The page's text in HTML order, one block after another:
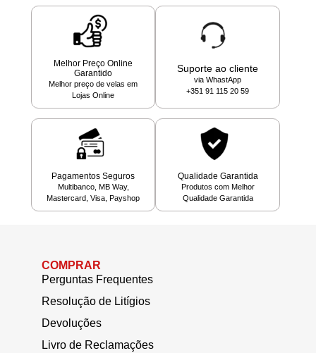
Melhor Preço Online
Garantido
Melhor preço de velas em
Lojas Online
Suporte ao cliente
via WhastApp
+351 91 115 20 59
Pagamentos Seguros
Multibanco, MB Way,
Mastercard, Visa, Payshop
Qualidade Garantida
Produtos com Melhor
Qualidade Garantida
COMPRAR
Perguntas Frequentes
Resolução de Litígios
Devoluções
Livro de Reclamações